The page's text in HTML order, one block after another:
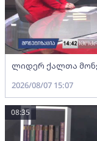
ლიდერ ქალთა
2026/08/07 15:07
08:35